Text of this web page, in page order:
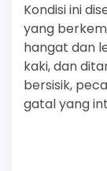
Kondisi ini
yang
hangat dan
kaki, dan
bersisik,
gatal yang